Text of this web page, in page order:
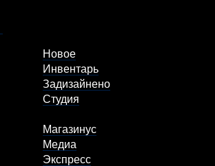
Новое
Инвентарь
Задизайнено
Студия
Магазинус
Медиа
Экспресс